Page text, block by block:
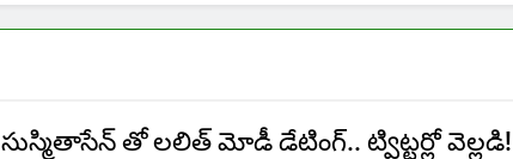
సుస్మితాసేన్ తో లలిత్ మోడీ డేటింగ్.. ట్విట్టర్లో వెల్లడి!